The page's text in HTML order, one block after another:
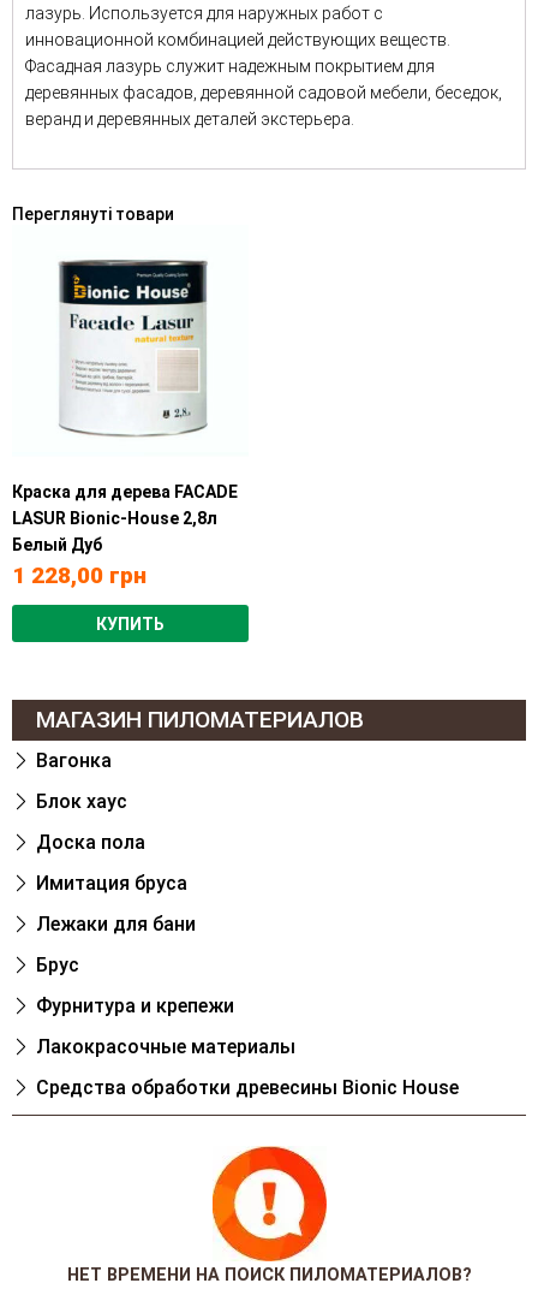
лазурь. Используется для наружных работ с
инновационной комбинацией действующих веществ.
Фасадная лазурь служит надежным покрытием для
деревянных фасадов, деревянной садовой мебели, беседок,
веранд и деревянных деталей экстерьера.
Переглянуті товари
Краска для дерева FACADE
LASUR Bionic-House 2,8л
Белый Дуб
1 228,00 грн
КУПИТЬ
МАГАЗИН ПИЛОМАТЕРИАЛОВ
Вагонка
Блок хаус
Доска пола
Имитация бруса
Лежаки для бани
Брус
Фурнитура и крепежи
Лакокрасочные материалы
Cредства обработки древесины Bionic House
НЕТ ВРЕМЕНИ НА ПОИСК ПИЛОМАТЕРИАЛОВ?